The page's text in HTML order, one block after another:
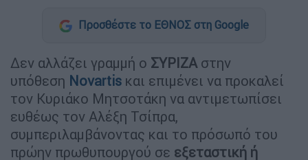
Προσθέστε το ΕΘΝΟΣ στη Google
Δεν αλλάζει γραμμή ο ΣΥΡΙΖΑ στην
υπόθεση Novartis και επιμένει να προκαλεί
τον Κυριάκο Μητσοτάκη να αντιμετωπίσει
ευθέως τον Αλέξη Τσίπρα,
συμπεριλαμβάνοντας και το πρόσωπό του
πρώην πρωθυπουργού σε εξεταστική ή